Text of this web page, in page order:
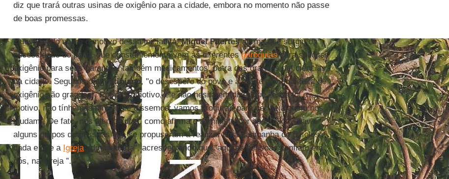
diz que trará outras usinas de oxigênio para a cidade, embora no momento não passe
de boas promessas.
Questionado sobre o motivo dessa iniciativa,Miguel Fuertesafirma que surgiu da
necessidade do povo, que constantemente vem às diferentesparóquiaspara solicitar
oxigênio para seus parentes, também medicamentos, outra das grandes deficiências
da cidade. Segundo oagostiniano, "o desespero do povo e a morte devido à falta de
oxigênio são grandes". Por esse motivo, ele não hesita em dizer que "esse foi o
motivo, não tínhamos dinheiro e dissemos: vamos procurar, para ver se alguém nos
ajudam". De fato, nos últimos dias, como afirma o administrador apostólico, "havia
alguns grupos de pessoas que se propuseram a realizar uma campanha de 5 soles
cada e que a Igrejaadministraria", acrescentando que "aqui as pessoas confiam em
nós, na Igreja ”.